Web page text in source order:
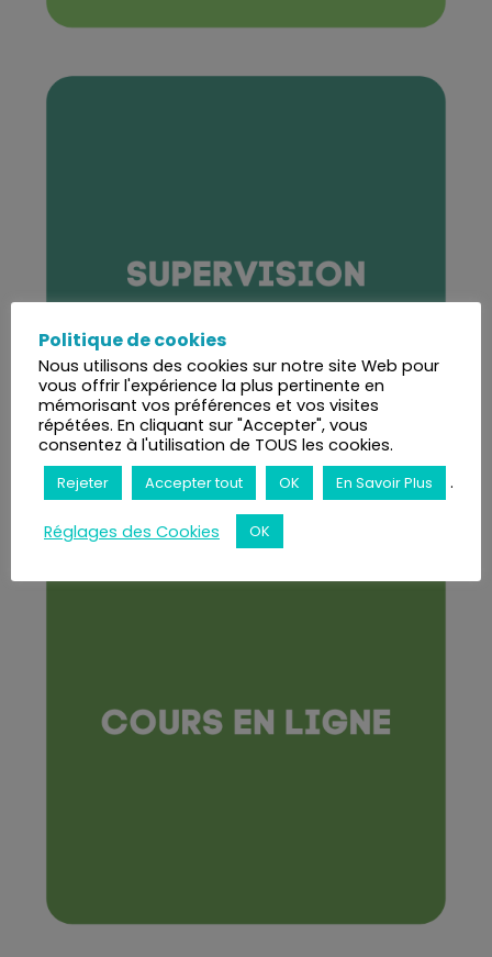
Politique de cookies
Nous utilisons des cookies sur notre site Web pour
vous offrir l'expérience la plus pertinente en
mémorisant vos préférences et vos visites
répétées. En cliquant sur "Accepter", vous
consentez à l'utilisation de TOUS les cookies.
Rejeter Accepter tout OK En Savoir Plus .
Réglages des Cookies OK